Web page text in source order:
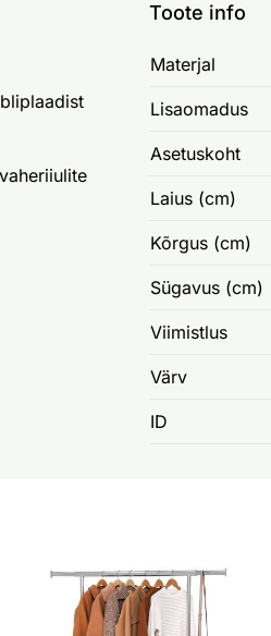
Toote info
Materjal
Lisaomadus
Asetuskoht
Laius (cm)
Kõrgus (cm)
Sügavus (cm)
Viimistlus
Värv
ID
riidestange
Otsi sarnaseid